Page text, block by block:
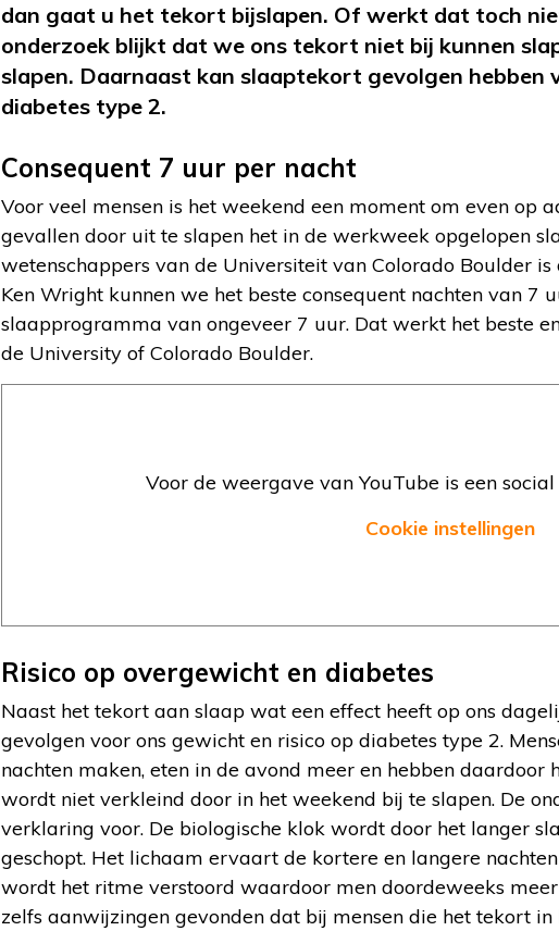
dan gaat u het tekort bijslapen. Of werkt dat toch
onderzoek blijkt dat we ons tekort niet bij kunnen
slapen. Daarnaast kan slaaptekort gevolgen hebben
diabetes type 2.
Consequent 7 uur per nacht
Voor veel mensen is het weekend een moment om even op
gevallen door uit te slapen het in de werkweek opgelopen
wetenschappers van de Universiteit van Colorado Boulder
Ken Wright kunnen we het beste consequent nachten van 7
slaapprogramma van ongeveer 7 uur. Dat werkt het beste
de University of Colorado Boulder.
Voor de weergave van YouTube is een
Cookie instellingen
Risico op overgewicht en diabetes
Naast het tekort aan slaap wat een effect heeft op ons
gevolgen voor ons gewicht en risico op diabetes type 2.
nachten maken, eten in de avond meer en hebben daardoor
wordt niet verkleind door in het weekend bij te slapen. De
verklaring voor. De biologische klok wordt door het langer
geschopt. Het lichaam ervaart de kortere en langere
wordt het ritme verstoord waardoor men doordeweeks
zelfs aanwijzingen gevonden dat bij mensen die het tekort